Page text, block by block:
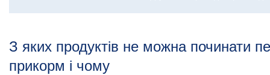
З яких продуктів не можна починати
прикорм і чому